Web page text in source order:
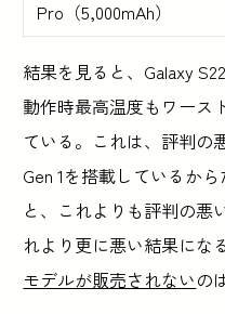
Pro（5,000mAh）
結果を見ると、Galaxy
動作時最高温度もワース
ている。これは、評判の
Gen 1を搭載しているか
と、これよりも評判の悪
れより更に悪い結果にな
モデルが販売されないの